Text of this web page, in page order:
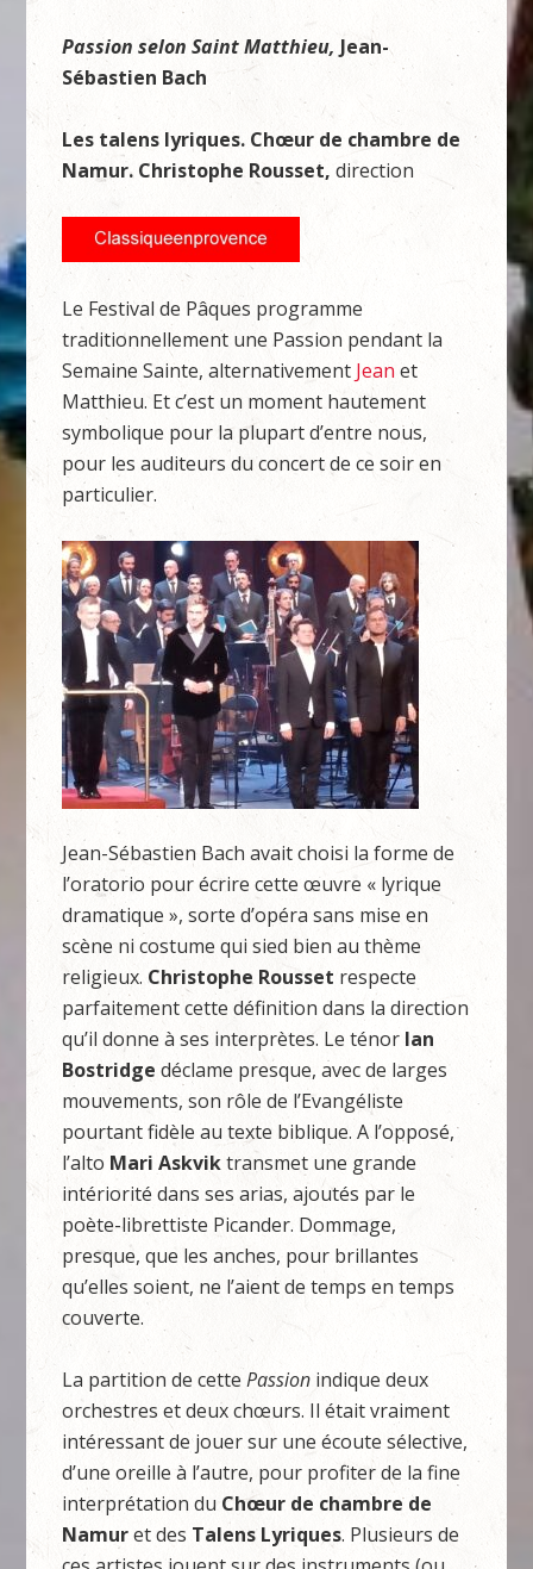
Passion selon Saint Matthieu, Jean-
Sébastien Bach
Les talens lyriques. Chœur de chambre de
Namur. Christophe Rousset,direction
Le Festival de Pâques programme
traditionnellement une Passion pendant la
Semaine Sainte, alternativement Jeanet
Matthieu. Et c’est un moment hautement
symbolique pour la plupart d’entre nous,
pour les auditeurs du concert de ce soir en
particulier.
Jean-Sébastien Bach avait choisi la forme de
l’oratorio pour écrire cette œuvre « lyrique
dramatique », sorte d’opéra sans mise en
scène ni costume qui sied bien au thème
religieux. Christophe Rousset respecte
parfaitement cette définition dans la direction
qu’il donne à ses interprètes. Le ténor Ian
Bostridge déclame presque, avec de larges
mouvements, son rôle de l’Evangéliste
pourtant fidèle au texte biblique. A l’opposé,
l’alto Mari Askviktransmet une grande
intériorité dans ses arias, ajoutés par le
poète-librettiste Picander. Dommage,
presque, que les anches, pour brillantes
qu’elles soient, ne l’aient de temps en temps
couverte.
La partition de cettePassion indique deux
orchestres et deux chœurs. Il était vraiment
intéressant de jouer sur une écoute sélective,
d’une oreille à l’autre, pour profiter de la fine
interprétation du Chœur de chambre de
Namuret des Talens Lyriques. Plusieurs de